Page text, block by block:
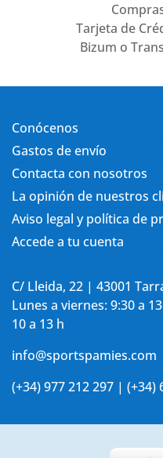
Tarjeta de
Bizum o
Conócenos
Gastos de envío
Contacta con nosotros
La opinión de nuestros
Aviso legal y política de
Accede a tu cuenta
C/ Lleida, 22 | 43001
Lunes a viernes: 9:30 a
10 a 13 h
info@sportspamies.com
(+34) 977 212 297 | (+34)